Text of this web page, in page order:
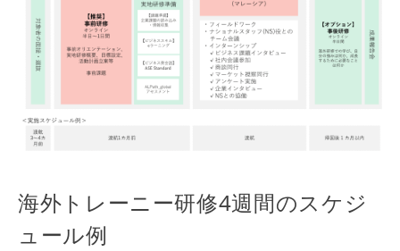
海外トレーニー研修4週間のスケジ
ュール例